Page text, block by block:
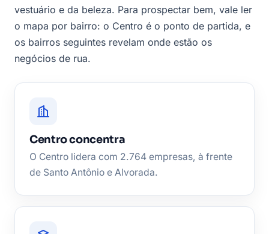
vestuário e da beleza. Para prospectar bem, vale ler
o mapa por bairro: o Centro é o ponto de partida, e
os bairros seguintes revelam onde estão os
negócios de rua.
Centro concentra
O Centro lidera com 2.764 empresas, à frente
de Santo Antônio e Alvorada.